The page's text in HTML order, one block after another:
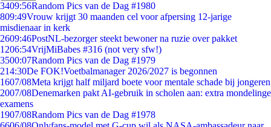
3409:56Random Pics van de Dag #1980
809:49Vrouw krijgt 30 maanden cel voor afpersing 12-jarige
misdienaar in kerk
2609:46PostNL-bezorger steekt bewoner na ruzie over pakket
1206:54VrijMiBabes #316 (not very sfw!)
3500:07Random Pics van de Dag #1979
214:30De FOK!Voetbalmanager 2026/2027 is begonnen
1607/08Meta krijgt half miljard boete voor mentale schade bij jongeren
2007/08Denemarken pakt AI-gebruik in scholen aan: extra mondelinge
examens
1907/08Random Pics van de Dag #1978